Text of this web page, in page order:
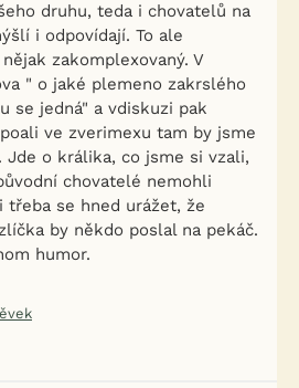
druhu, teda i chovatelů na
i odpovídají. To ale
zakomplexovaný. V
" o jaké plemeno zakrslého
se jedná" a vdiskuzi pak
ve zverimexu tam by jsme
o králika, co jsme si vzali,
chovatelé nemohli
třeba se hned urážet, že
by někdo poslal na pekáč.
humor.